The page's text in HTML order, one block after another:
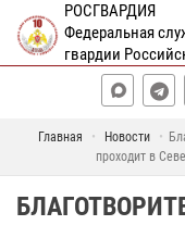
РОСГВАРДИЯ
Федеральная
гвардии
Главная Новости
проходит в